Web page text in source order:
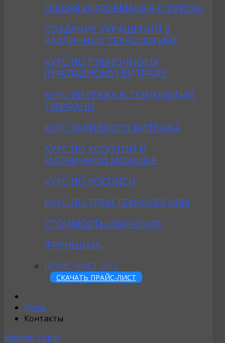
ОБЩАЯ ИНФОРМАЦИЯ О КУРСАХ
CОЗДАНИE УКРАШЕНИЙ В
РАЗЛИЧНЫХ ТЕХНОЛОГИЯХ
КУРС ПО ПЛЕНОЧНОМУ
(НАКЛАДНОМУ) ВИТРАЖУ
КУРС ВИТРАЖА В ТЕХНОЛОГИИ
ТИФФАНИ
КУРС ЗАЛИВНОГО ВИТРАЖА
КУРС ПО КОЛОТОЙ И
МАТРИЧНОЙ МОЗАИКЕ
КУРС ПО РОСПИСИ
КУРС ПО ТРЕМ ТЕХНОЛОГИЯМ
СТОИМОСТЬ ОБУЧЕНИЯ
ФРАНШИЗА
ПРАЙС-ЛИСТ 2015
СКАЧАТЬ ПРАЙС-ЛИСТ
Home
Контакты
Register Login